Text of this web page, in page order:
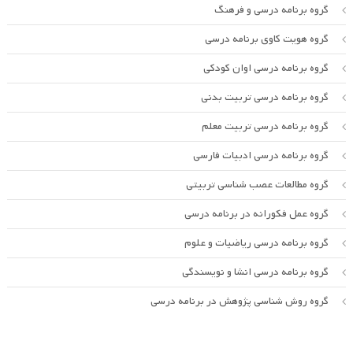
گروه برنامه درسی و فرهنگ
گروه هویت کاوی برنامه درسی
گروه برنامه درسی اوان کودکی
گروه برنامه درسی تربیت بدنی
گروه برنامه درسی تربیت معلم
گروه برنامه درسی ادبیات فارسی
گروه مطالعات عصب شناسی تربیتی
گروه عمل فکورانه در برنامه درسی
گروه برنامه درسی ریاضیات و علوم
گروه برنامه درسی انشا و نویسندگی
گروه روش شناسی پژوهش در برنامه درسی